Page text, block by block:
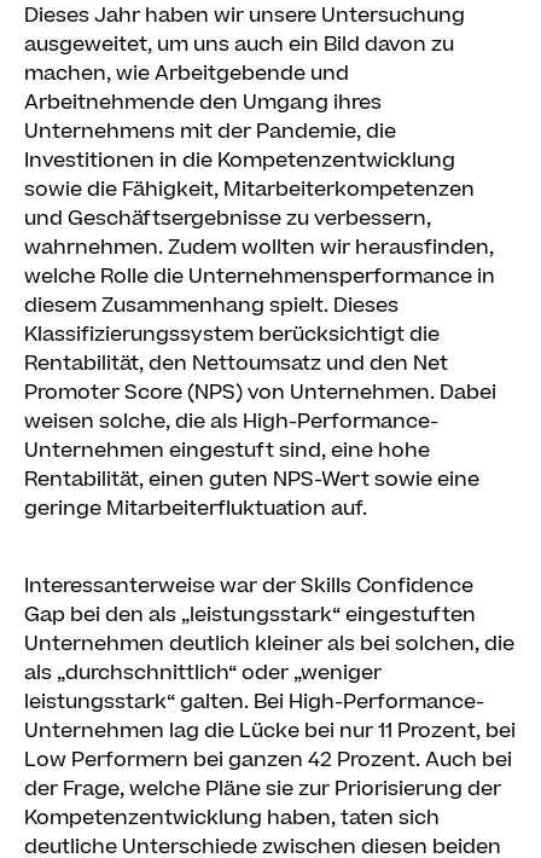
Dieses Jahr haben wir unsere Untersuchung
ausgeweitet, um uns auch ein Bild davon zu
machen, wie Arbeitgebende und
Arbeitnehmende den Umgang ihres
Unternehmens mit der Pandemie, die
Investitionen in die Kompetenzentwicklung
sowie die Fähigkeit, Mitarbeiterkompetenzen
und Geschäftsergebnisse zu verbessern,
wahrnehmen. Zudem wollten wir herausfinden,
welche Rolle die Unternehmensperformance in
diesem Zusammenhang spielt. Dieses
Klassifizierungssystem berücksichtigt die
Rentabilität, den Nettoumsatz und den Net
Promoter Score (NPS) von Unternehmen. Dabei
weisen solche, die als High-Performance-
Unternehmen eingestuft sind, eine hohe
Rentabilität, einen guten NPS-Wert sowie eine
geringe Mitarbeiterfluktuation auf.
Interessanterweise war der Skills Confidence
Gap bei den als „leistungsstark“ eingestuften
Unternehmen deutlich kleiner als bei solchen, die
als „durchschnittlich“ oder „weniger
leistungsstark“ galten. Bei High-Performance-
Unternehmen lag die Lücke bei nur 11 Prozent, bei
Low Performern bei ganzen 42 Prozent. Auch bei
der Frage, welche Pläne sie zur Priorisierung der
Kompetenzentwicklung haben, taten sich
deutliche Unterschiede zwischen diesen beiden